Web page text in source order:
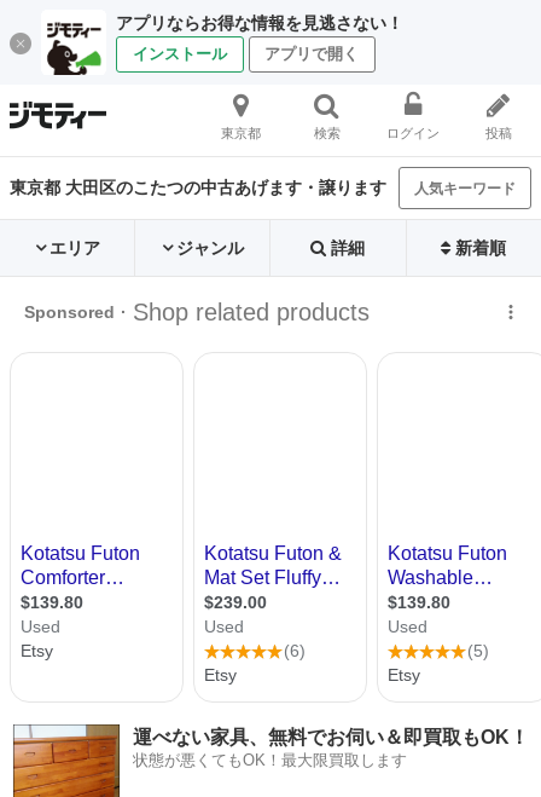
アプリならお得な情報を見逃さない！
インストール アプリで開く
東京都 検索 ログイン 投稿
東京都 大田区のこたつの中古あげます・譲ります 人気キーワード
エリア ジャンル 詳細 新着順
運べない家具、無料でお伺い＆即買取もOK！
状態が悪くてもOK！最大限買取します